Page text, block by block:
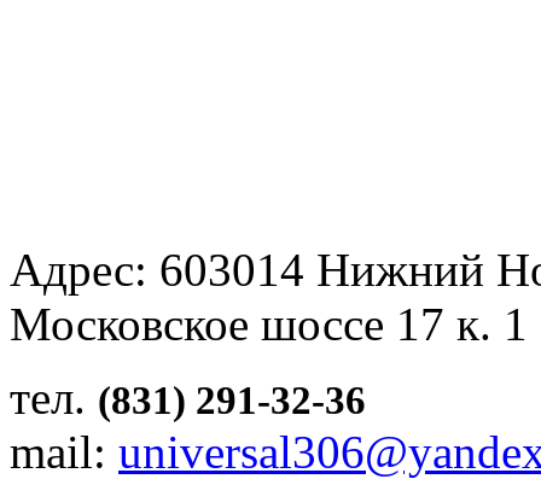
Адрес: 603014 Нижний
Московское шоссе 17 к.
тел. (831) 291-32-36
mail: